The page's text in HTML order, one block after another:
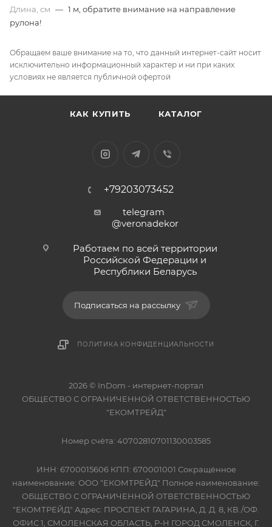
Длина, см — 1 м, обратите внимание на направление
рулона!
Обращаем ваше внимание на то, что данный интернет-сайт носит
исключительно информационный характер и ни при каких
условиях не является публичной офертой
КАК КУПИТЬ КАТАЛОГ
+79203073452
telegram
@veronadekor
Работаем по всей территории
Российской Федерации и
Республики Беларусь
Подписаться на рассылку
ПОЛИТИКА КОНФИДЕНЦИАЛЬНОСТИ
2026 © InDom - интернет-портал
ОБЩЕСТВО С ОГРАНИЧЕННОЙ ОТВЕТСТВЕННОСТЬЮ
"ЕКОМТРЕЙД"
Номер счёта: 40702810701130003585
ИНН: 6700015606 КПП: 670001001 Сокращённое
наименование: ООО "ЕКОМТРЕЙД" Полное наименование:
ОБЩЕСТВО С ОГРАНИЧЕННОЙ ОТВЕТСТВЕННОСТЬЮ
"ЕКОМТРЕЙД" Адрес: ПРОСПЕКТ ГАГАРИНА, Д. Д. 8, КВ./ОФ.
ОФИС 1, СМОЛЕНСКАЯ ОБЛАСТЬ, Р-Н ГОРОД СМОЛЕНСК, Г.